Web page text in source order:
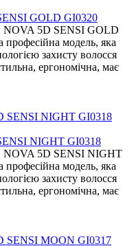
GOLD GI0320
NOVA 5D SENSI GOLD
професійна модель, яка
захисту волосся
ергономічна, має
NIGHT GI0318
NOVA 5D SENSI NIGHT
професійна модель, яка
захисту волосся
ергономічна, має